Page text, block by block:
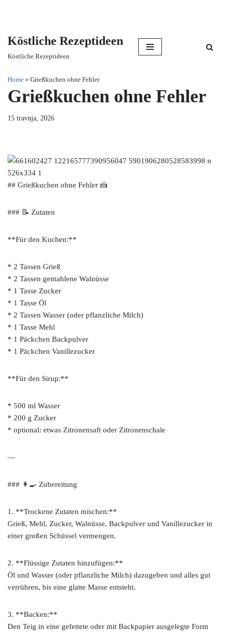
content
Köstliche Rezeptideen
Köstliche Rezeptideen
Home » Grießkuchen ohne Fehler
Grießkuchen ohne Fehler
15 travnja, 2026
## Grießkuchen ohne Fehler 🍰
### 📝 Zutaten
**Für den Kuchen:**
* 2 Tassen Grieß
* 2 Tassen gemahlene Walnüsse
* 1 Tasse Zucker
* 1 Tasse Öl
* 2 Tassen Wasser (oder pflanzliche Milch)
* 1 Tasse Mehl
* 1 Päckchen Backpulver
* 1 Päckchen Vanillezucker
**Für den Sirup:**
* 500 ml Wasser
* 200 g Zucker
* optional: etwas Zitronensaft oder Zitronenschale
—
### 👩‍🍳 Zubereitung
1. **Trockene Zutaten mischen:**
Grieß, Mehl, Zucker, Walnüsse, Backpulver und Vanillezucker in
einer großen Schüssel vermengen.
2. **Flüssige Zutaten hinzufügen:**
Öl und Wasser (oder pflanzliche Milch) dazugeben und alles gut
verrühren, bis eine glatte Masse entsteht.
3. **Backen:**
Den Teig in eine gefettete oder mit Backpapier ausgelegte Form